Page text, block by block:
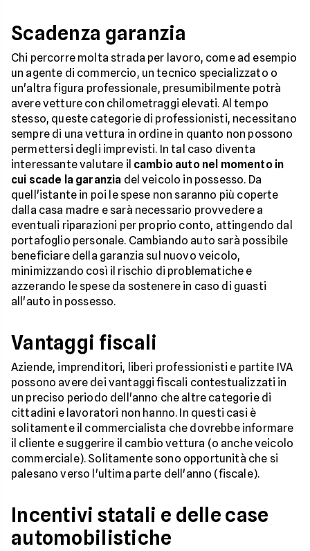
Scadenza garanzia
Chi percorre molta strada per lavoro, come ad esempio
un agente di commercio, un tecnico specializzato o
un'altra figura professionale, presumibilmente potrà
avere vetture con chilometraggi elevati. Al tempo
stesso, queste categorie di professionisti, necessitano
sempre di una vettura in ordine in quanto non possono
permettersi degli imprevisti. In tal caso diventa
interessante valutare il cambio auto nel momento in
cui scade la garanzia del veicolo in possesso. Da
quell'istante in poi le spese non saranno più coperte
dalla casa madre e sarà necessario provvedere a
eventuali riparazioni per proprio conto, attingendo dal
portafoglio personale. Cambiando auto sarà possibile
beneficiare della garanzia sul nuovo veicolo,
minimizzando così il rischio di problematiche e
azzerando le spese da sostenere in caso di guasti
all'auto in possesso.
Vantaggi fiscali
Aziende, imprenditori, liberi professionisti e partite IVA
possono avere dei vantaggi fiscali contestualizzati in
un preciso periodo dell'anno che altre categorie di
cittadini e lavoratori non hanno. In questi casi è
solitamente il commercialista che dovrebbe informare
il cliente e suggerire il cambio vettura (o anche veicolo
commerciale). Solitamente sono opportunità che si
palesano verso l'ultima parte dell'anno (fiscale).
Incentivi statali e delle case
automobilistiche